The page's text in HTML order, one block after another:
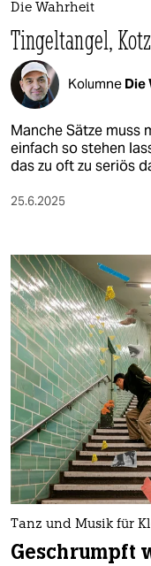
Die Wahrheit
Tingeltangel,
Kolumne Die
Manche Sätze muss
einfach so stehen
das zu oft zu seriös
25.6.2025
Tanz und Musik für
Geschrumpft